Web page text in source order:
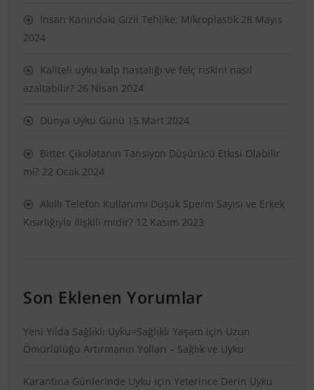
İnsan Kanındaki Gizli Tehlike: Mikroplastik 28 Mayıs
2024
Kaliteli uyku kalp hastalığı ve felç riskini nasıl
azaltabilir? 26 Nisan 2024
Dünya Uyku Günü 15 Mart 2024
Bitter Çikolatanın Tansiyon Düşürücü Etkisi Olabilir
mi? 22 Ocak 2024
Akıllı Telefon Kullanımı Düşük Sperm Sayısı ve Erkek
Kısırlığıyla İlişkili midir? 12 Kasım 2023
Son Eklenen Yorumlar
Yeni Yılda Sağlıklı Uyku=Sağlıklı Yaşam için Uzun
Ömürlülüğü Artırmanın Yolları – Sağlık ve Uyku
Karantina Günlerinde Uyku için Yeterince Derin Uyku